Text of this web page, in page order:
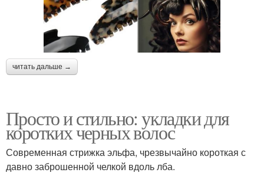
читать дальше →
Просто и стильно: укладки для
коротких черных волос
Современная стрижка эльфа, чрезвычайно короткая с
давно заброшенной челкой вдоль лба.